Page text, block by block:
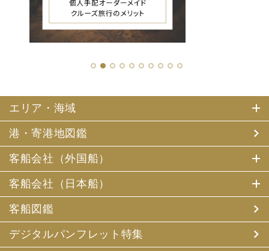
1 2 3 4 5 6 7 8 9 10
エリア・海域
港・寄港地図鑑
客船会社（外国船）
客船会社（日本船）
客船図鑑
デジタルパンフレット特集